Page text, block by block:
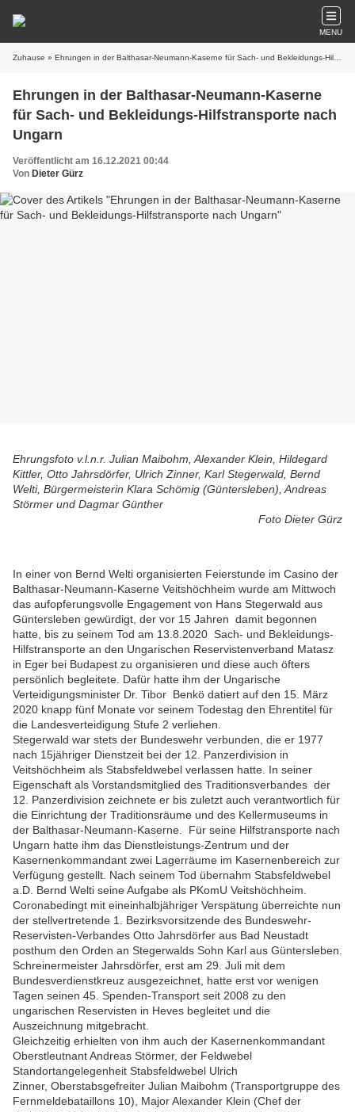
MENU
Zuhause » Ehrungen in der Balthasar-Neumann-Kaserne für Sach- und Bekleidungs-Hilfstransporte nach Ungarn
Ehrungen in der Balthasar-Neumann-Kaserne
für Sach- und Bekleidungs-Hilfstransporte nach
Ungarn
Veröffentlicht am 16.12.2021 00:44
Von Dieter Gürz
Ehrungsfoto v.l.n.r. Julian Maibohm, Alexander Klein, Hildegard
Kittler, Otto Jahrsdörfer, Ulrich Zinner, Karl Stegerwald, Bernd
Welti, Bürgermeisterin Klara Schömig (Güntersleben), Andreas
Störmer und Dagmar Günther
Foto Dieter Gürz
In einer von Bernd Welti organisierten Feierstunde im Casino der
Balthasar-Neumann-Kaserne Veitshöchheim wurde am Mittwoch
das aufopferungsvolle Engagement von Hans Stegerwald aus
Güntersleben gewürdigt, der vor 15 Jahren damit begonnen
hatte, bis zu seinem Tod am 13.8.2020 Sach- und Bekleidungs-
Hilfstransporte an den Ungarischen Reservistenverband Matasz
in Eger bei Budapest zu organisieren und diese auch öfters
persönlich begleitete. Dafür hatte ihm der Ungarische
Verteidigungsminister Dr. Tibor Benkö datiert auf den 15. März
2020 knapp fünf Monate vor seinem Todestag den Ehrentitel für
die Landesverteidigung Stufe 2 verliehen.
Stegerwald war stets der Bundeswehr verbunden, die er 1977
nach 15jähriger Dienstzeit bei der 12. Panzerdivision in
Veitshöchheim als Stabsfeldwebel verlassen hatte. In seiner
Eigenschaft als Vorstandsmitglied des Traditionsverbandes der
12. Panzerdivision zeichnete er bis zuletzt auch verantwortlich für
die Einrichtung der Traditionsräume und des Kellermuseums in
der Balthasar-Neumann-Kaserne. Für seine Hilfstransporte nach
Ungarn hatte ihm das Dienstleistungs-Zentrum und der
Kasernenkommandant zwei Lagerräume im Kasernenbereich zur
Verfügung gestellt. Nach seinem Tod übernahm Stabsfeldwebel
a.D. Bernd Welti seine Aufgabe als PKomU Veitshöchheim.
Coronabedingt mit eineinhalbjähriger Verspätung überreichte nun
der stellvertretende 1. Bezirksvorsitzende des Bundeswehr-
Reservisten-Verbandes Otto Jahrsdörfer aus Bad Neustadt
posthum den Orden an Stegerwalds Sohn Karl aus Güntersleben.
Schreinermeister Jahrsdörfer, erst am 29. Juli mit dem
Bundesverdienstkreuz ausgezeichnet, hatte erst vor wenigen
Tagen seinen 45. Spenden-Transport seit 2008 zu den
ungarischen Reservisten in Heves begleitet und die
Auszeichnung mitgebracht.
Gleichzeitig erhielten von ihm auch der Kasernenkommandant
Oberstleutnant Andreas Störmer, der Feldwebel
Standortangelegenheit Stabsfeldwebel Ulrich
Zinner, Oberstabsgefreiter Julian Maibohm (Transportgruppe des
Fernmeldebataillons 10), Major Alexander Klein (Chef der